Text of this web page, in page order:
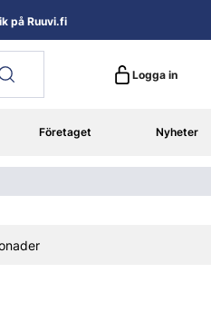
Logga in
Företaget Nyheter
på Ruuvi.fi